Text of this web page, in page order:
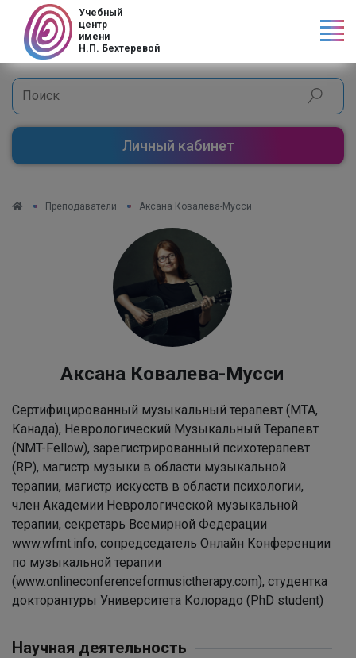
Учебный
центр
имени
Н.П. Бехтеревой
Личный кабинет
Преподаватели Аксана Ковалева-Мусси
Аксана Ковалева-Мусси
Сертифицированный музыкальный терапевт (МТА,
Канада), Неврологический Музыкальный Терапевт
(NMT-Fellow), зарегистрированный психотерапевт
(RP), магистр музыки в области музыкальной
терапии, магистр искусств в области психологии,
член Академии Неврологической музыкальной
терапии, секретарь Всемирной Федерации
www.wfmt.info, сопредседатель Онлайн Конференции
по музыкальной терапии
(www.onlineconferenceformusictherapy.com), студентка
докторантуры Университета Колорадо (PhD student)
Научная деятельность